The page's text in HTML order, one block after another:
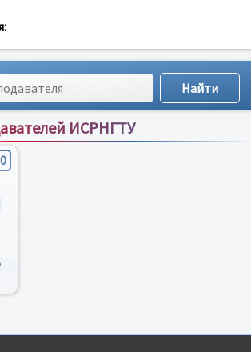
ИСРНГТУ
Сортировка по:имени;рейтингу;отзывам
0